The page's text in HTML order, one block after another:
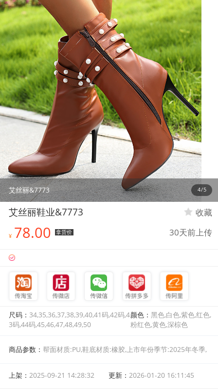
艾丝丽&7773 5/5
艾丝丽鞋业&7773 收藏
¥ 78.00 拿货价 30天前上传
尺码： 34,35,36,37,38,39,40,41码,42码,4
3码,44码,45,46,47,48,49,50
颜色： 黑色,白色,紫色,红色,
粉红色,黄色,深棕色
商品参数： 帮面材质:PU,鞋底材质:橡胶,上市年份季节:2025年冬季,
艺:胶粘工艺,图案:纯色,鞋头款式:尖头,闭合方式:侧拉链,靴筒内里材
上架： 2025-09-21 14:28:32 更新： 2026-01-20 16:11:45